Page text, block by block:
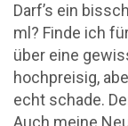
Darf’s ein
ml? Finde ich
über eine
hochpreisig,
echt schade.
Auch meine